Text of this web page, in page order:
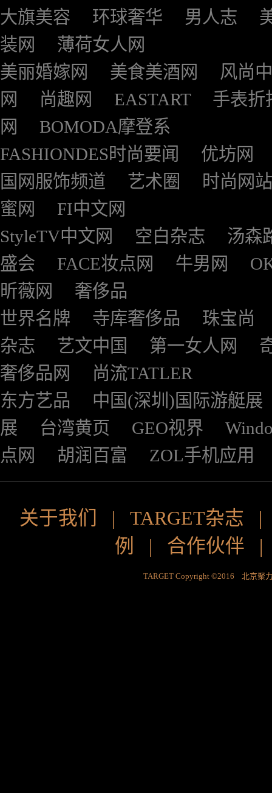
大旗美容
环球奢华 男人志
装网
薄荷女人网
美丽婚嫁网
美食美酒网
风尚
网
尚趣网 EASTART
手表折
网
BOMODA摩登系
FASHIONDES时尚要闻
优坊网
国网服饰频道
艺术圈
时尚网站
蜜网
FI中文网
StyleTV中文网
空白杂志
汤森
盛会
FACE妆点网 牛男网
昕薇网
奢侈品
世界名牌
寺库奢侈品
珠宝尚
杂志
艺文中国 第一女人网
奢侈品网
尚流TATLER
东方艺品
中国(深圳)国际游艇展
展
台湾黄页 GEO视界
点网
胡润百富 ZOL手机应用
关于我们 | TARGET杂志
例
| 合作伙伴
TARGET Copyright ©2016 北京聚